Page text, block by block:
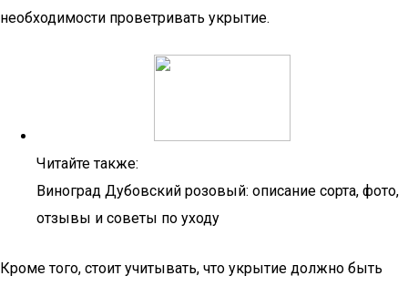
необходимости проветривать укрытие.
Читайте также:
Виноград Дубовский розовый: описание сорта, фото,
отзывы и советы по уходу
Кроме того, стоит учитывать, что укрытие должно быть